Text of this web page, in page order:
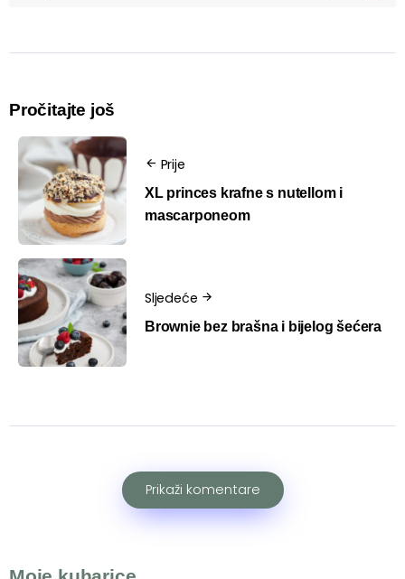
Pročitajte još
Prije
XL princes krafne s nutellom i
mascarponeom
Sljedeće
Brownie bez brašna i bijelog šećera
Prikaži komentare